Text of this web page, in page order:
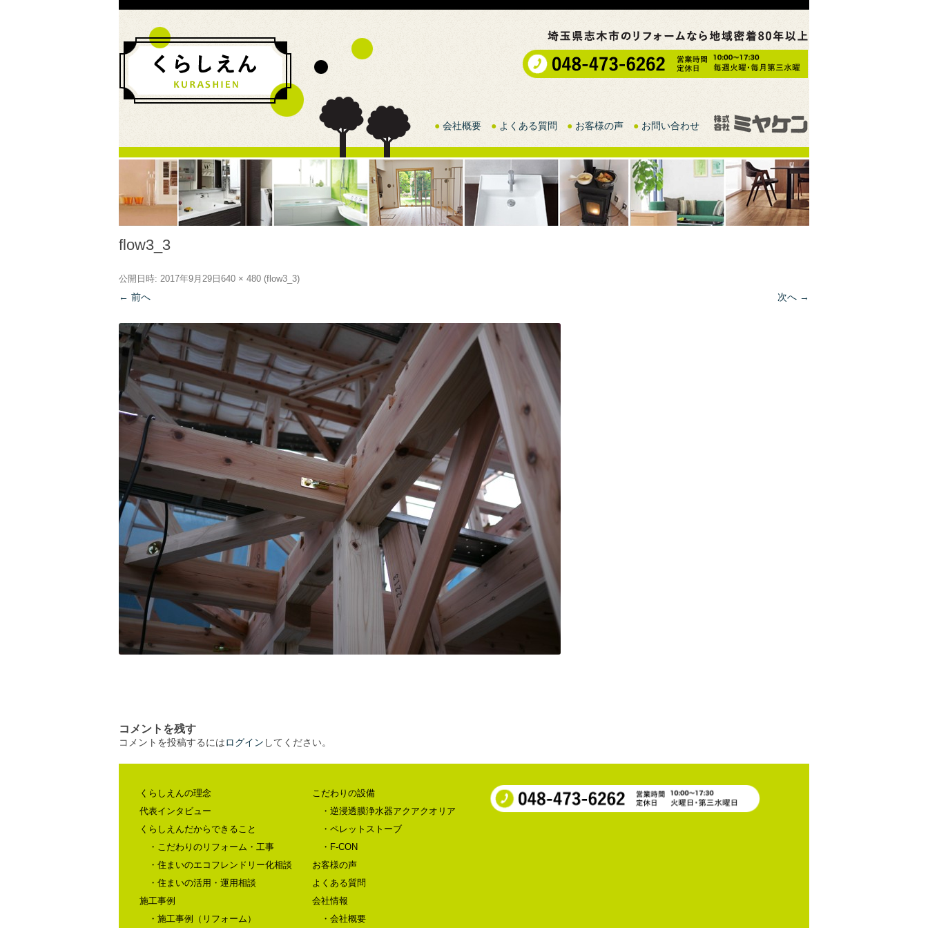
● 会社概要 ● よくある質問 ● お客様の声 ● お問い合わせ
flow3_3
公開日時: 2017年9月29日 640 × 480 (flow3_3)
← 前へ 次へ →
コメントを残す
コメントを投稿するにはログイン してください。
くらしえんの理念
代表インタビュー
くらしえんだからできること
・こだわりのリフォーム・工事
・住まいのエコフレンドリー化相談
・住まいの活用・運用相談
施工事例
・施工事例（リフォーム）
こだわりの設備
・逆浸透膜浄水器アクアクオリア
・ペレットストーブ
・F-CON
お客様の声
よくある質問
会社情報
・会社概要